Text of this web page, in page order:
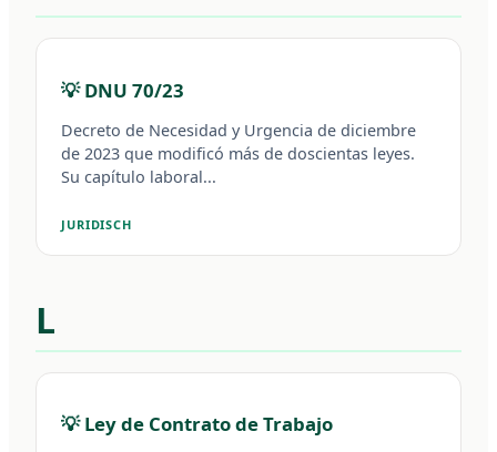
💡 DNU 70/23
Decreto de Necesidad y Urgencia de diciembre
de 2023 que modificó más de doscientas leyes.
Su capítulo laboral...
JURIDISCH
L
💡 Ley de Contrato de Trabajo